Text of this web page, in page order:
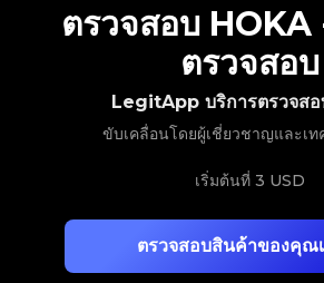
ตรวจสอบสินค้าของคุณ
LegitApp บริการตรวจส
ขับเคลื่อนโดยผู้เชี่ยวชาญและเท
เริ่มต้นที่ 3 USD
ตรวจสอบ HOKA
ตรวจสอบ